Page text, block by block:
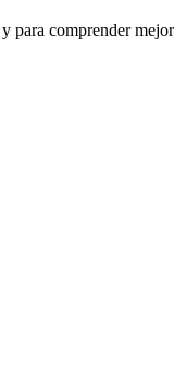
para comprender